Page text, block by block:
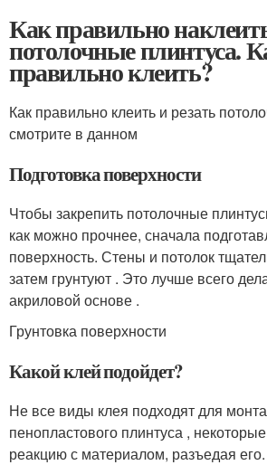
Как правильно
потолочные плинтуса.
правильно клеить?
Как правильно клеить и резать
смотрите в данном
Подготовка поверхности
Чтобы закрепить потолочные
как можно прочнее, сначала
поверхность. Стены и потолок
затем грунтуют . Это лучше всего
акриловой основе .
Грунтовка поверхности
Какой клей подойдет?
Не все виды клея подходят для
пенопластового плинтуса ,
реакцию с материалом, разъедая его.